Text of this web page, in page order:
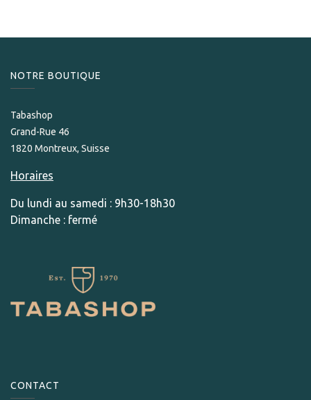
NOTRE BOUTIQUE
Tabashop
Grand-Rue 46
1820 Montreux, Suisse
Horaires
Du lundi au samedi : 9h30-18h30
Dimanche : fermé
CONTACT